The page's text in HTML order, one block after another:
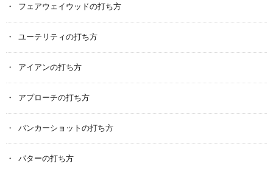
フェアウェイウッドの打ち方
ユーテリティの打ち方
アイアンの打ち方
アプローチの打ち方
バンカーショットの打ち方
パターの打ち方